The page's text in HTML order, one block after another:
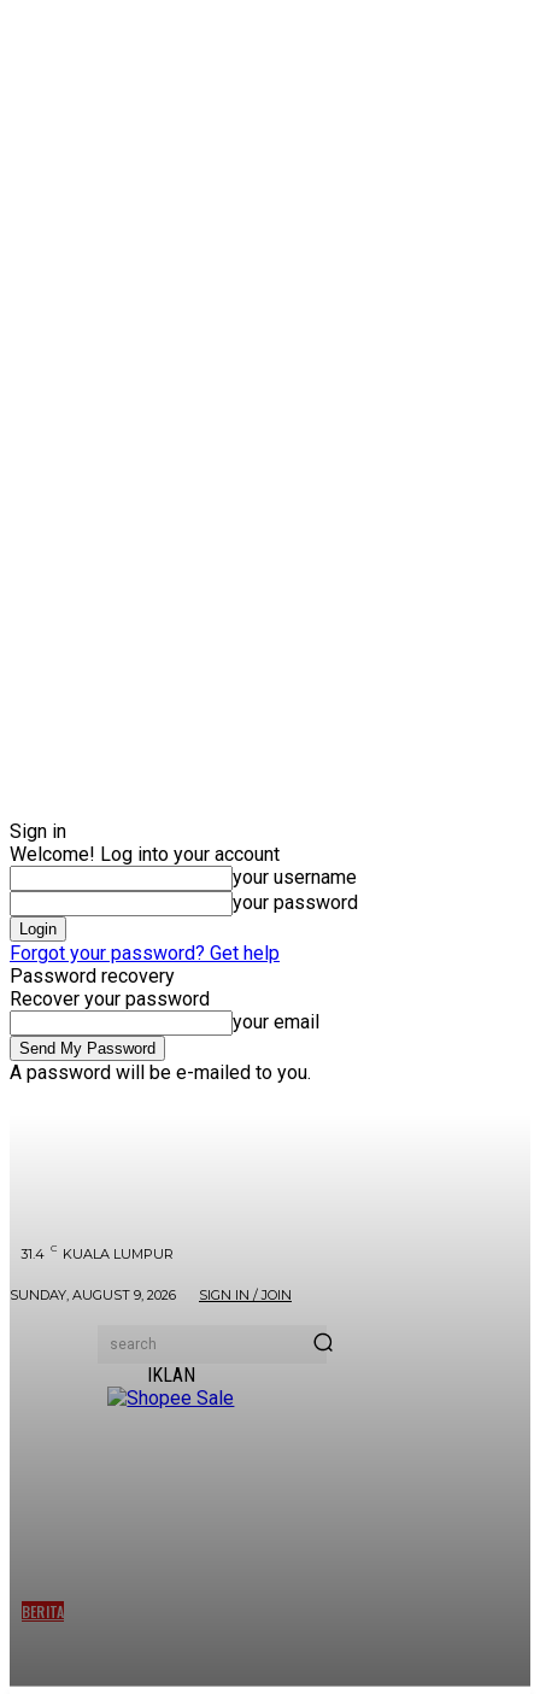
Sign in
Welcome! Log into your account
your username
your password
Forgot your password? Get help
Password recovery
Recover your password
your email
A password will be e-mailed to you.
31.4 C KUALA LUMPUR
SUNDAY, AUGUST 9, 2026 SIGN IN / JOIN
search
IKLAN
BERITA
PENAHANAN